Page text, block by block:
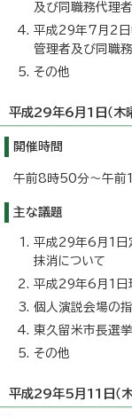
及び同職務代理
平成29年7月2日
管理者及び同職
その他
平成29年6月1日（木
開催時間
午前8時50分～午前
主な議題
平成29年6月1日
抹消について
平成29年6月1日
個人演説会場の
東久留米市長選
その他
平成29年5月11日（木